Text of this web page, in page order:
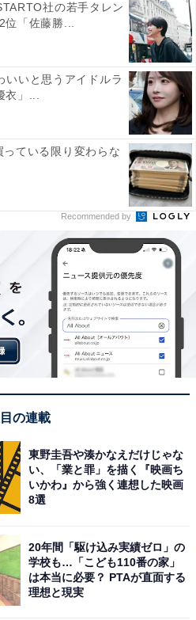
奥の滝／50票
辨財天社は、日本三大弁財天
。神様に呼ばれないとたど
なスポットとされ、敷地内は
があります。岩を伝う水の音
非日常感を感じられます。修
の麓にあり、歴史と霊的な深
、同率1位に輝きました。
し大変な場所だけれど、それ
のある素晴らしい秘境」（30
りをして金運をあげて、長期
たいから」（50代男性／愛知
社の若手タレン
位「佐藤勝...
いいと思うアイドルラ
」...
っている限り変わらな
Recommended by
の連載
東野圭吾や湊かなえだけじゃな
い、「業と罪」を描く『映画ち
いかわ』から強く連想した映画
8選
20年間「駆け込み実績ゼロ」の
学校も…「こども110番の家」
は本当に必要？ PTAが直面する
理想と現実